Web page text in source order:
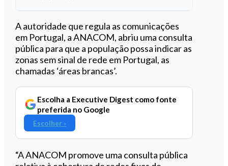
Ouvir este artigo
A autoridade que regula as comunicações
em Portugal, a ANACOM, abriu uma consulta
pública para que a população possa indicar as
zonas sem sinal de rede em Portugal, as
chamadas ‘áreas brancas’.
Escolha a Executive Digest como fonte
preferida no Google
Escolher ›
“A ANACOM promove uma consulta pública